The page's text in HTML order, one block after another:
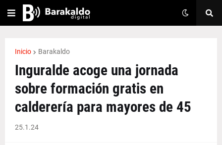
Inicio Barakaldo
Inguralde acoge una jornada
sobre formación gratis en
calderería para mayores de 45
25.1.24